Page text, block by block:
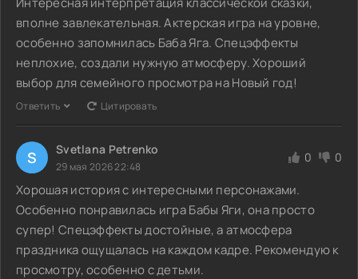
вполне завлекательная. Актерская игра на уровне,
особенно запомнилась Баба Яга. Спецэффекты
неплохие, создали нужную атмосферу. Хороший
выбор для семейного просмотра на Новый год!
Ответить Цитировать
S Svetlana Petrenko
29 мая 2026 22:48
0 0
Хорошая история с интересными персонажами.
Особенно понравилась игра Бабы Яги, она просто
супер! Спецэффекты достойные, а атмосфера
праздника ощущалась на каждом кадре. Рекомендую к
просмотру, особенно с детьми.